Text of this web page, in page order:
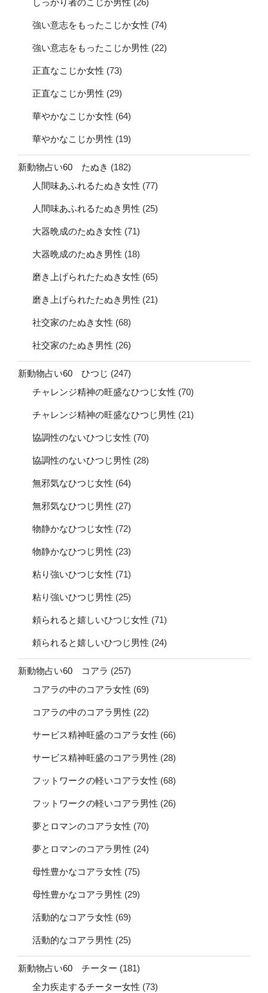
しっかり者のこじか男性 (26)
強い意志をもったこじか女性 (74)
強い意志をもったこじか男性 (22)
正直なこじか女性 (73)
正直なこじか男性 (29)
華やかなこじか女性 (64)
華やかなこじか男性 (19)
新動物占い60 たぬき (182)
人間味あふれるたぬき女性 (77)
人間味あふれるたぬき男性 (25)
大器晩成のたぬき女性 (71)
大器晩成のたぬき男性 (18)
磨き上げられたたぬき女性 (65)
磨き上げられたたぬき男性 (21)
社交家のたぬき女性 (68)
社交家のたぬき男性 (26)
新動物占い60 ひつじ (247)
チャレンジ精神の旺盛なひつじ女性 (70)
チャレンジ精神の旺盛なひつじ男性 (21)
協調性のないひつじ女性 (70)
協調性のないひつじ男性 (28)
無邪気なひつじ女性 (64)
無邪気なひつじ男性 (27)
物静かなひつじ女性 (72)
物静かなひつじ男性 (23)
粘り強いひつじ女性 (71)
粘り強いひつじ男性 (25)
頼られると嬉しいひつじ女性 (71)
頼られると嬉しいひつじ男性 (24)
新動物占い60 コアラ (257)
コアラの中のコアラ女性 (69)
コアラの中のコアラ男性 (22)
サービス精神旺盛のコアラ女性 (66)
サービス精神旺盛のコアラ男性 (28)
フットワークの軽いコアラ女性 (68)
フットワークの軽いコアラ男性 (26)
夢とロマンのコアラ女性 (70)
夢とロマンのコアラ男性 (24)
母性豊かなコアラ女性 (75)
母性豊かなコアラ男性 (29)
活動的なコアラ女性 (69)
活動的なコアラ男性 (25)
新動物占い60 チーター (181)
全力疾走するチーター女性 (73)